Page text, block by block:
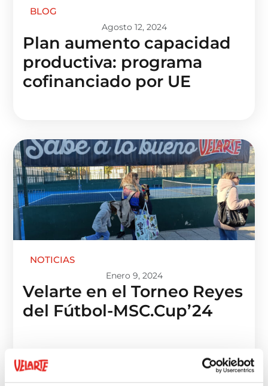
BLOG
Agosto 12, 2024
Plan aumento capacidad
productiva: programa
cofinanciado por UE
NOTICIAS
Enero 9, 2024
Velarte en el Torneo Reyes
del Fútbol-MSC.Cup’24